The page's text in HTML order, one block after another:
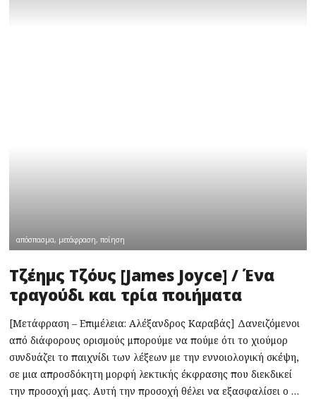
απόσπασμα, μετάφραση,ποίηση
Τζέημς Τζόυς [James Joyce] / Ένα
τραγούδι και τρία ποιήματα
[Μετάφραση – Επιμέλεια: Αλέξανδρος Καραβάς] Δανειζόμενοι
από διάφορους ορισμούς μπορούμε να πούμε ότι το χιούμορ
συνδυάζει το παιχνίδι των λέξεων με την εννοιολογική σκέψη,
σε μια απροσδόκητη μορφή λεκτικής έκφρασης που διεκδικεί
την προσοχή μας. Αυτή την προσοχή θέλει να εξασφαλίσει ο …